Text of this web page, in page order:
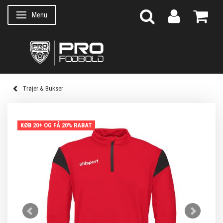
Skifte navigation
Menu
Trøjer & Bukser
KØB 20+ OG FÅ 20% RABAT